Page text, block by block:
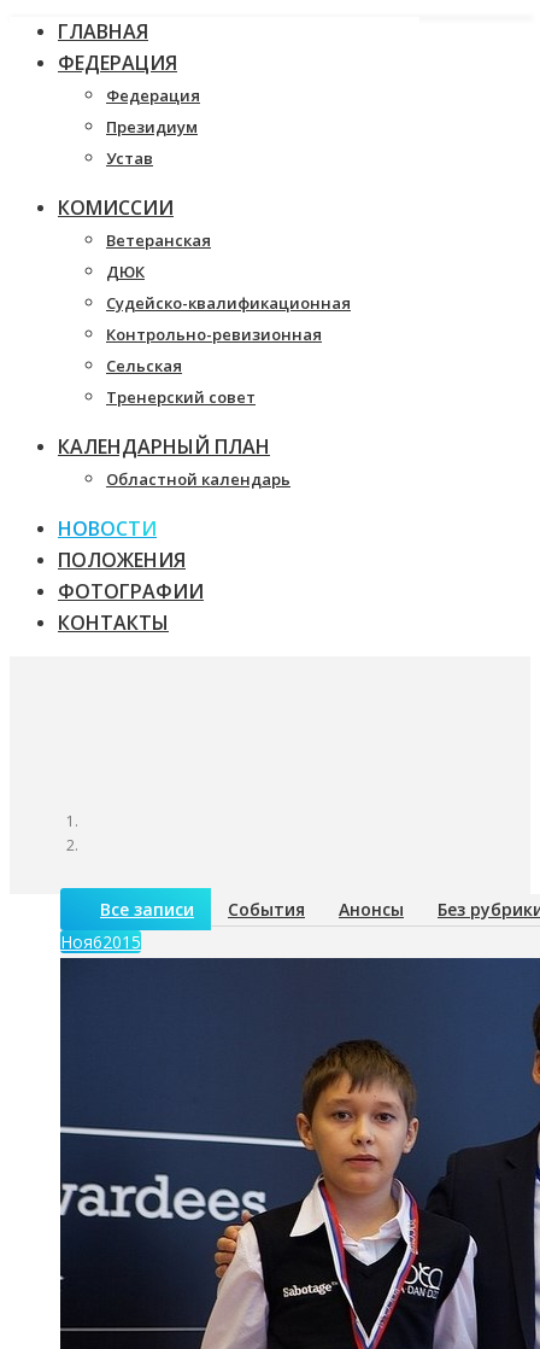
ГЛАВНАЯ
ФЕДЕРАЦИЯ
Федерация
Президиум
Устав
КОМИССИИ
Ветеранская
ДЮК
Судейско-квалификационная
Контрольно-ревизионная
Сельская
Тренерский совет
КАЛЕНДАРНЫЙ ПЛАН
Областной календарь
НОВОСТИ
ПОЛОЖЕНИЯ
ФОТОГРАФИИ
КОНТАКТЫ
Все записи События Анонсы
Без
Ноя62015